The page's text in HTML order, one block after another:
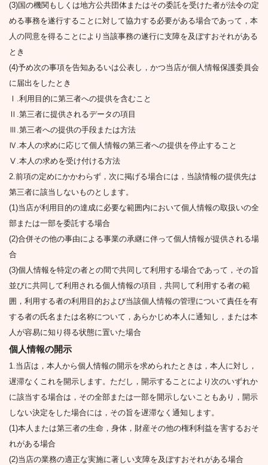
(3)国の機関もしくは地方公共団体またはその委託を受けた者が法令の定
める事務を遂行することに対して協力する必要がある場合であって，本
人の同意を得ることにより当該事務の遂行に支障を及ぼすおそれがある
とき
(4)予め次の事項を告知あるいは公表し，かつ当店が個人情報保護委員会
に届出をしたとき
Ⅰ.利用目的に第三者への提供を含むこと
Ⅱ.第三者に提供されるデータの項目
Ⅲ.第三者への提供の手段または方法
Ⅳ.本人の求めに応じて個人情報の第三者への提供を停止すること
Ⅴ.本人の求めを受け付ける方法
2.前項の定めにかかわらず，次に掲げる場合には，当該情報の提供先は
第三者に該当しないものとします。
(1)当店が利用目的の達成に必要な範囲内において個人情報の取扱いの全
部または一部を委託する場合
(2)合併その他の事由による事業の承継に伴って個人情報が提供される場
合
(3)個人情報を特定の者との間で共同して利用する場合であって，その旨
並びに共同して利用される個人情報の項目，共同して利用する者の範
囲，利用する者の利用目的および当該個人情報の管理について責任を有
する者の氏名または名称について，あらかじめ本人に通知し，または本
人が容易に知り得る状態に置いた場合
個人情報の開示
1.当店は，本人から個人情報の開示を求められたときは，本人に対し，
遅滞なくこれを開示します。ただし，開示することにより次のいずれか
に該当する場合は，その全部または一部を開示しないこともあり，開示
しない決定をした場合には，その旨を遅滞なく通知します。
(1)本人または第三者の生命，身体，財産その他の権利利益を害するおそ
れがある場合
(2)当店の業務の適正な実施に著しい支障を及ぼすおそれがある場合